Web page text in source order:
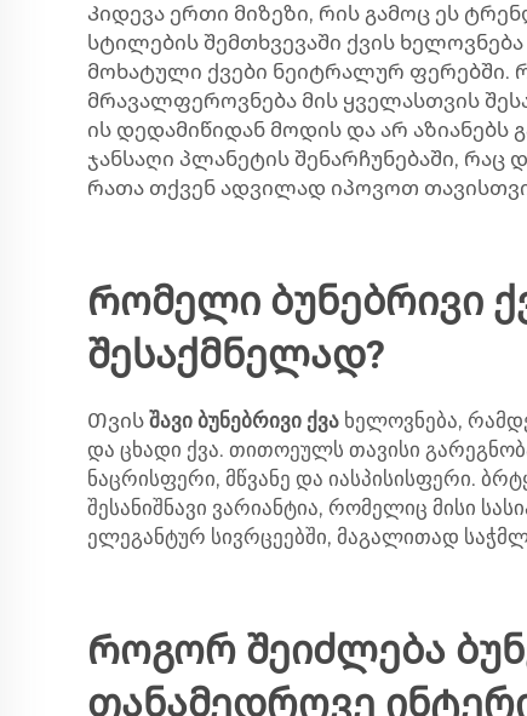
Კიდევა ერთი მიზეზი, რის გამოც ეს
სტილების შემთხვევაში ქვის
მოხატული ქვები ნეიტრალურ ფერებში.
მრავალფეროვნება მის ყველასთვის
ის დედამიწიდან მოდის და არ
ჯანსაღი პლანეტის შენარჩუნებაში,
რათა თქვენ ადვილად იპოვოთ
Რომელი ბუნებრივი
შესაქმნელად?
Თვის შავი ბუნებრივი ქვა ხელოვნება,
და ცხადი ქვა. თითოეულს თავისი
ნაცრისფერი, მწვანე და იასპისისფერი.
შესანიშნავი ვარიანტია, რომელიც მისი
ელეგანტურ სივრცეებში, მაგალითად
Როგორ შეიძლება
თანამედროვე